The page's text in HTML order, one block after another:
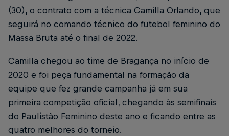
(30), o contrato com a técnica Camilla Orlando, que
seguirá no comando técnico do futebol feminino do
Massa Bruta até o final de 2022.
Camilla chegou ao time de Bragança no início de
2020 e foi peça fundamental na formação da
equipe que fez grande campanha já em sua
primeira competição oficial, chegando às semifinais
do Paulistão Feminino deste ano e ficando entre as
quatro melhores do torneio.